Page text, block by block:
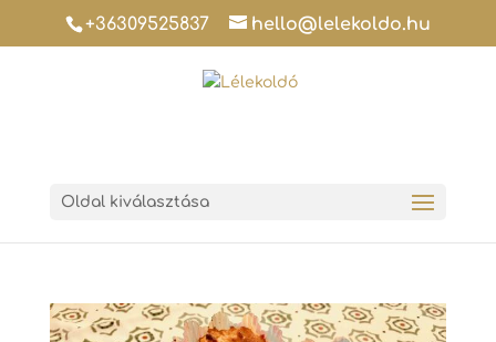
+36309525837 hello@lelekoldo.hu
Oldal kiválasztása